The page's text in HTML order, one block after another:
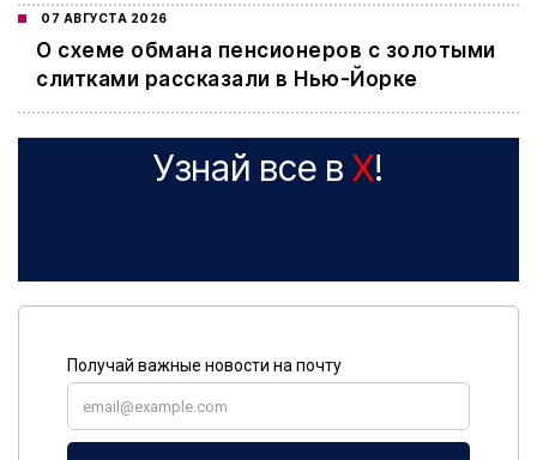
07 АВГУСТА 2026
О схеме обмана пенсионеров с золотыми
слитками рассказали в Нью-Йорке
Узнай все в X!